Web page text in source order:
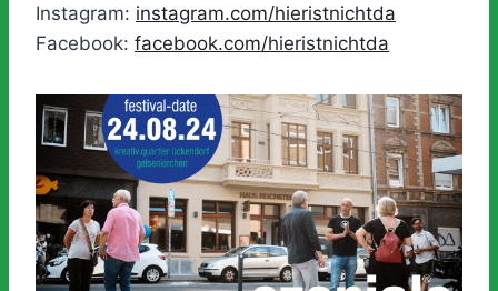
Instagram: instagram.com/hieristnichtda
Facebook: facebook.com/hieristnichtda